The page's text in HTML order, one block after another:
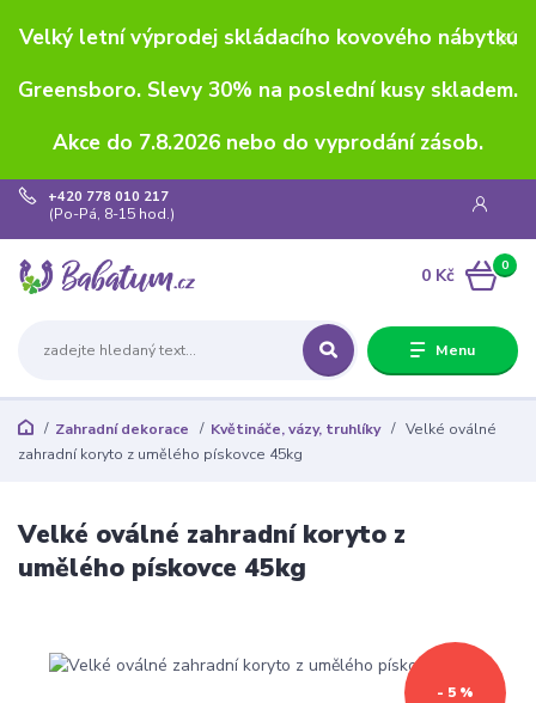
Velký letní výprodej skládacího kovového nábytku
Greensboro. Slevy 30% na poslední kusy skladem.
Akce do 7.8.2026 nebo do vyprodání zásob.
Menu
+420 778 010 217
(Po-Pá, 8-15 hod.)
0
0 Kč
Zahradní dekorace Květináče, vázy, truhlíky
Velké oválné
zahradní koryto z umělého pískovce 45kg
Velké oválné zahradní koryto z
umělého pískovce 45kg
- 5 %